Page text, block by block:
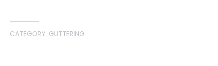
CATEGORY: GUTTERING